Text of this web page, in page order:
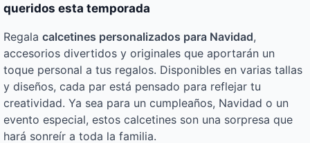
queridos esta temporada
Regala calcetines personalizados para Navidad,
accesorios divertidos y originales que aportarán un
toque personal a tus regalos. Disponibles en varias tallas
y diseños, cada par está pensado para reflejar tu
creatividad. Ya sea para un cumpleaños, Navidad o un
evento especial, estos calcetines son una sorpresa que
hará sonreír a toda la familia.